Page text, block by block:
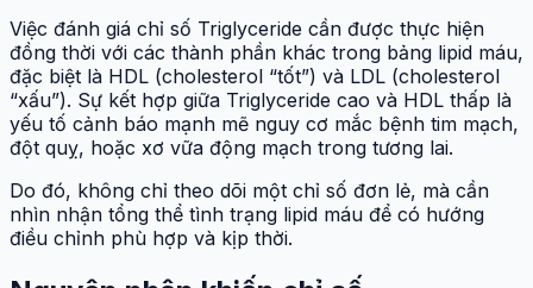
Việc đánh giá chỉ số Triglyceride cần được thực hiện
đồng thời với các thành phần khác trong bảng lipid máu,
đặc biệt là HDL (cholesterol “tốt”) và LDL (cholesterol
“xấu”). Sự kết hợp giữa Triglyceride cao và HDL thấp là
yếu tố cảnh báo mạnh mẽ nguy cơ mắc bệnh tim mạch,
đột quỵ, hoặc xơ vữa động mạch trong tương lai.
Do đó, không chỉ theo dõi một chỉ số đơn lẻ, mà cần
nhìn nhận tổng thể tình trạng lipid máu để có hướng
điều chỉnh phù hợp và kịp thời.